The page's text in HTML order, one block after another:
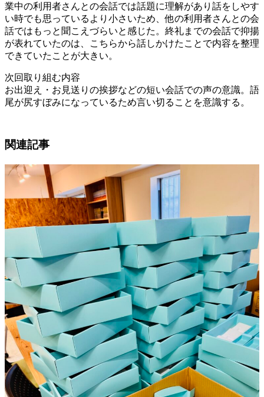
業中の利用者さんとの会話では話題に理解があり話をしやす
い時でも思っているより小さいため、他の利用者さんとの会
話ではもっと聞こえづらいと感じた。終礼までの会話で抑揚
が表れていたのは、こちらから話しかけたことで内容を整理
できていたことが大きい。
次回取り組む内容
お出迎え・お見送りの挨拶などの短い会話での声の意識。語
尾が尻すぼみになっているため言い切ることを意識する。
関連記事